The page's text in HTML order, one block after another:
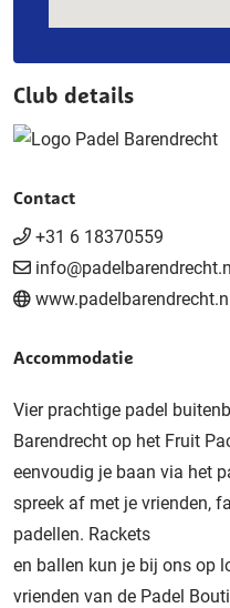
Club details
Contact
+31 6 18370559
Accommodatie
Vier prachtige padel
Barendrecht op het Fruit
eenvoudig je baan via het
spreek af met je vrienden,
padellen. Rackets
en ballen kun je bij ons op
vrienden van de Padel